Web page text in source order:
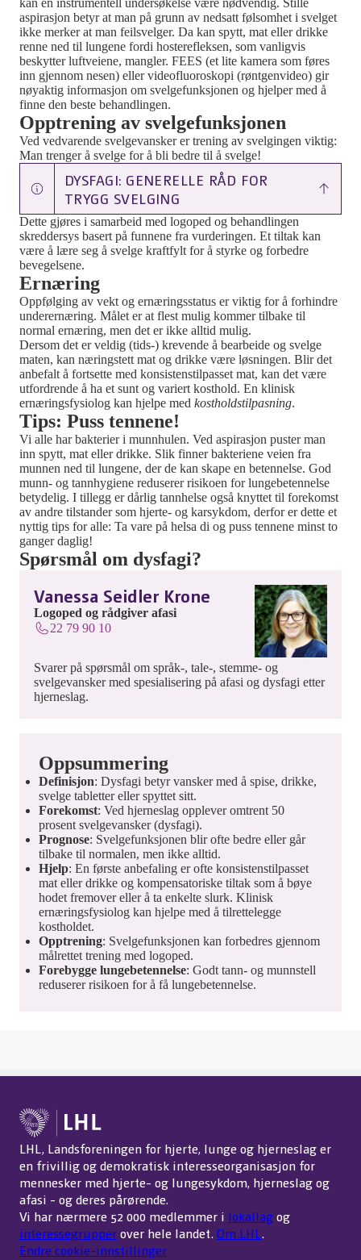
kan en instrumentell undersøkelse være nødvendig. Stille
aspirasjon betyr at man på grunn av nedsatt følsomhet i svelget
ikke merker at man feilsvelger. Da kan spytt, mat eller drikke
renne ned til lungene fordi hosterefleksen, som vanligvis
beskytter luftveiene, mangler. FEES (et lite kamera som føres
inn gjennom nesen) ellervideofluoroskopi (røntgenvideo) gir
nøyaktig informasjon om svelgefunksjonen og hjelper med å
finne den beste behandlingen.
Opptrening av svelgefunksjonen
Ved vedvarende svelgevansker er trening av svelgingen viktig:
Man trenger å svelge for å bli bedre til å svelge!
DYSFAGI: GENERELLE RÅD FOR
TRYGG SVELGING
Dette gjøres i samarbeid med logoped og behandlingen
skreddersys basert på funnene fra vurderingen. Et tiltak kan
være å lære seg å svelge kraftfylt for å styrke og forbedre
bevegelsene.
Ernæring
Oppfølging av vekt og ernæringsstatus er viktig for å forhindre
underernæring. Målet erat flest mulig kommertilbake til
normal ernæring, men det er ikke alltid mulig.
Dersom det er veldig (tids-) krevende å bearbeide og svelge
maten, kan næringstett mat og drikke være løsningen. Blirdet
anbefalt å fortsette med konsistenstilpasset mat, kan det være
utfordrende å ha et sunt og variert kosthold. En klinisk
ernæringsfysiolog kan hjelpe med kostholdstilpasning.
Tips: Puss tennene!
Vi alle har bakterier i munnhulen. Ved aspirasjon puster man
inn spytt, mat eller drikke. Slik finner bakteriene veien fra
munnen ned til lungene, der de kan skape en betennelse. God
munn- og tannhygiene reduserer risikoen for lungebetennelse
betydelig. I tillegg er dårlig tannhelse også knyttet til forekomst
av andre tilstander som hjerte- og karsykdom, derfor er dette et
nyttig tips foralle: Ta vare på helsa di og puss tennene minst to
ganger daglig!
Spørsmål om dysfagi?
Vanessa Seidler Krone
Logoped og rådgiver afasi
22 79 90 10
Svarer på spørsmål om språk-, tale-, stemme- og
svelgevansker med spesialisering på afasi og dysfagi etter
hjerneslag.
Oppsummering
Definisjon: Dysfagi betyr vansker med å spise, drikke,
svelge tabletter eller spyttet sitt.
Forekomst: Ved hjerneslag opplever omtrent 50
prosent svelgevansker (dysfagi).
Prognose: Svelgefunksjonen blir ofte bedre eller går
tilbake til normalen, men ikke alltid.
Hjelp: En første anbefaling er ofte konsistenstilpasset
mat eller drikke og kompensatoriske tiltak som å bøye
hodet fremover eller å ta enkelte slurk. Klinisk
ernæringsfysiolog kan hjelpe med å tilrettelegge
kostholdet.
Opptrening: Svelgefunksjonen kan forbedres gjennom
målrettet trening med logoped.
Forebygge lungebetennelse: Godt tann- og munnstell
reduserer risikoen for å få lungebetennelse.
LHL, Landsforeningen for hjerte, lunge og hjerneslag er
en frivillig og demokratisk interesseorganisasjon for
mennesker med hjerte- og lungesykdom, hjerneslag og
afasi - og deres pårørende.
Vi har nærmere 52 000 medlemmer i lokallagog
interessegrupperover hele landet. Om LHL.
Endre cookie-innstillinger